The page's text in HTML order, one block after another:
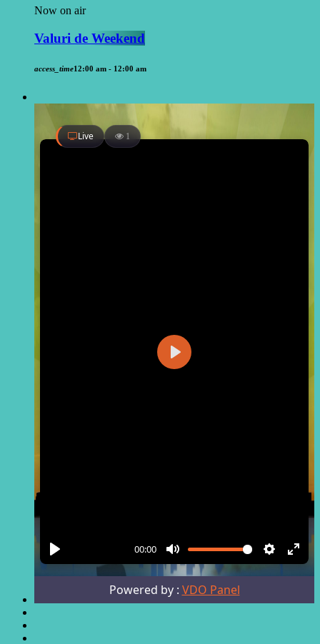
Now on air
Valuri de Weekend
access_time12:00 am - 12:00 am